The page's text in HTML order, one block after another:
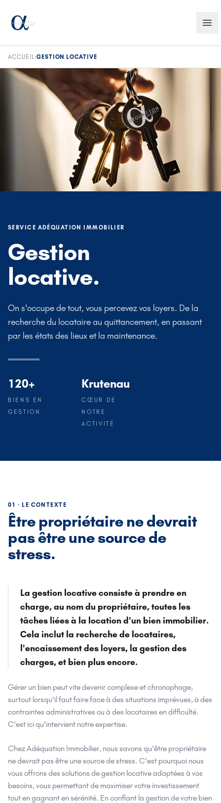
ACCUEIL›GESTION LOCATIVE
SERVICE ADÉQUATION IMMOBILIER
Gestion
locative.
On s'occupe de tout, vous percevez vos loyers. De la
recherche du locataire au quittancement, en passant
par les états des lieux et la maintenance.
120+
BIENS EN
GESTION
Krutenau
CŒUR DE
NOTRE
ACTIVITÉ
01 · LE CONTEXTE
Être propriétaire ne devrait
pas être une source de
stress.
La gestion locative consiste à prendre en
charge, au nom du propriétaire, toutes les
tâches liées à la location d'un bien immobilier.
Cela inclut la recherche de locataires,
l'encaissement des loyers, la gestion des
charges, et bien plus encore.
Gérer un bien peut vite devenir complexe et chronophage,
surtout lorsqu'il faut faire face à des situations imprévues, à des
contraintes administratives ou à des locataires en difficulté.
C'est ici qu'intervient notre expertise.
Chez Adéquation Immobilier, nous savons qu'être propriétaire
ne devrait pas être une source de stress. C'est pourquoi nous
vous offrons des solutions de gestion locative adaptées à vos
besoins, vous permettant de maximiser votre investissement
tout en gagnant en sérénité. En confiant la gestion de votre bien